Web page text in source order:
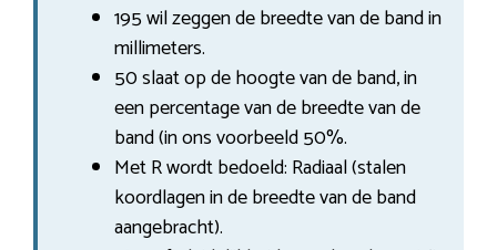
195 wil zeggen de breedte van de band in
millimeters.
50 slaat op de hoogte van de band, in
een percentage van de breedte van de
band (in ons voorbeeld 50%.
Met R wordt bedoeld: Radiaal (stalen
koordlagen in de breedte van de band
aangebracht).